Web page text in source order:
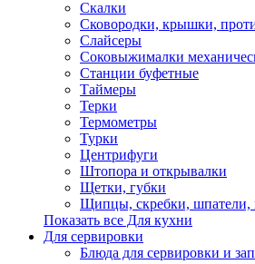
Скалки
Сковородки, крышки,
Слайсеры
Соковыжималки
Станции буфетные
Таймеры
Терки
Термометры
Турки
Центрифуги
Штопора и открывалки
Щетки, губки
Щипцы, скребки, шпатели,
Показать все Для кухни
Для сервировки
Блюда для сервировки и